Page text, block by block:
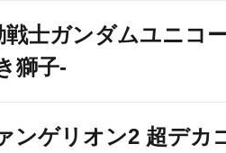
士ガンダムユニコ
獅子-
ンゲリオン2 超デカ